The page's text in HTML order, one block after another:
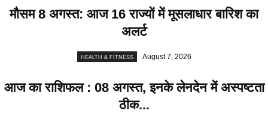
मौसम 8 अगस्त: आज 16 राज्यों में मूसलाधार बारिश का
अलर्ट
HEALTH & FITNESS August 7, 2026
आज का राशिफल : 08 अगस्त, इनके लेनदेन में अस्पष्टता
ठीक...